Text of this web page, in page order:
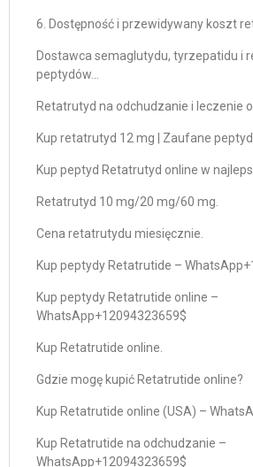
6. Dostępność i przewidywany koszt
Dostawca semaglutydu, tyrzepatidu i
peptydów…
Retatrutyd na odchudzanie i leczenie
Kup retatrutyd 12 mg | Zaufane
Kup peptyd Retatrutyd online w
Retatrutyd 10 mg/20 mg/60 mg.
Cena retatrutydu miesięcznie.
Kup peptydy Retatrutide –
Kup peptydy Retatrutide online –
WhatsApp+12094323659$
Kup Retatrutide online.
Gdzie mogę kupić Retatrutide online?
Kup Retatrutide online (USA) –
Kup Retatrutide na odchudzanie –
WhatsApp+12094323659$